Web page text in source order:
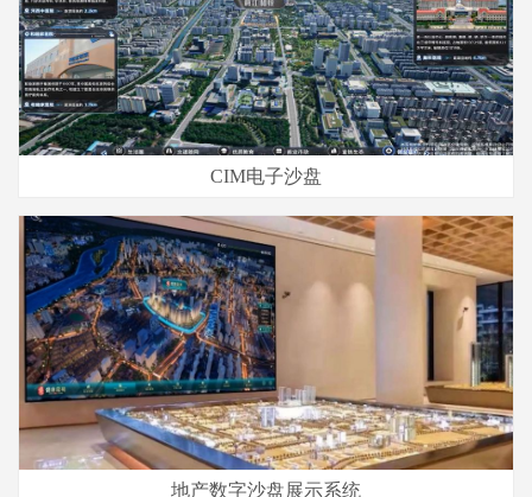
CIM电子沙盘
地产数字沙盘展示系统